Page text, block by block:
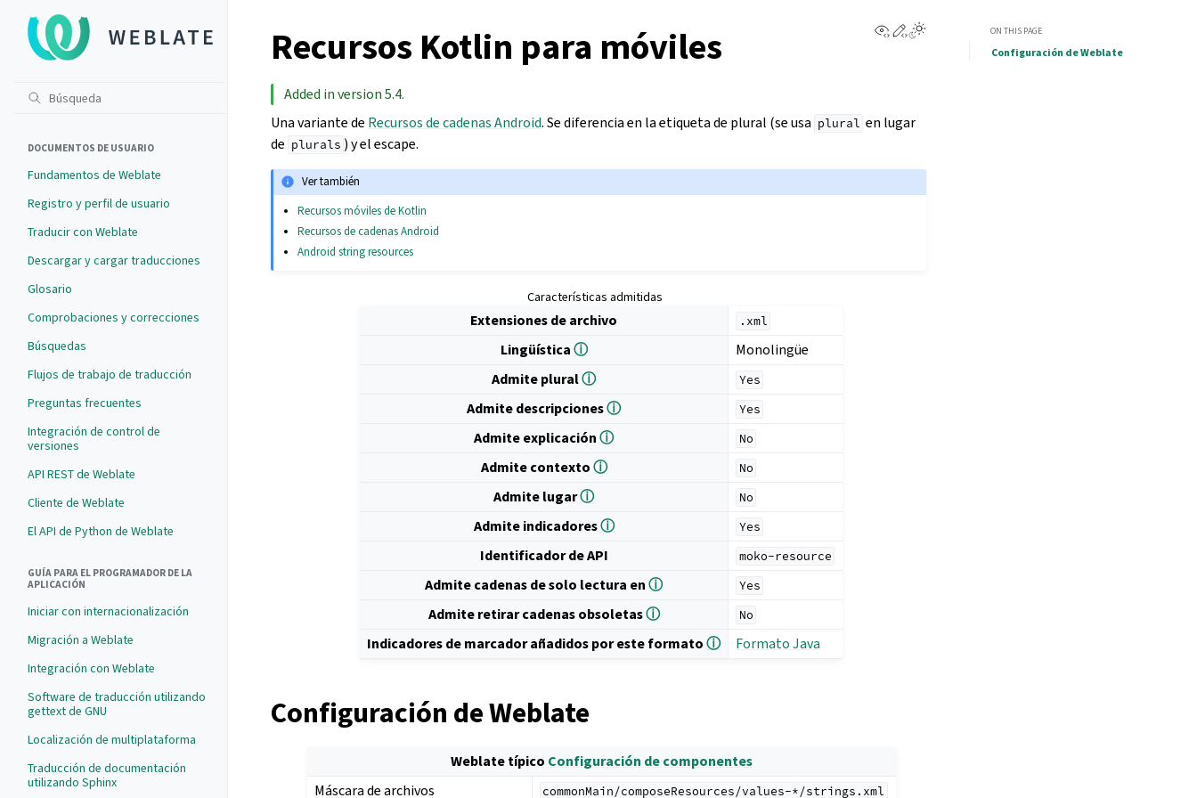
DOCUMENTOS DE USUARIO
Fundamentos de Weblate
Registro y perfil de usuario
Traducir con Weblate
Descargar y cargar traducciones
Glosario
Comprobaciones y correcciones
Búsquedas
Flujos de trabajo de traducción
Preguntas frecuentes
Integración de control de
versiones
API REST de Weblate
Cliente de Weblate
El API de Python de Weblate
GUÍA PARA EL PROGRAMADOR DE LA
APLICACIÓN
Iniciar con internacionalización
Migración a Weblate
Integración con Weblate
Software de traducción utilizando
gettext de GNU
Localización de multiplataforma
Traducción de documentación
utilizando Sphinx
View this page
Edit this page
Recursos Kotlin para móviles
Added in version 5.4.
Una variante de Recursos de cadenas Android. Se diferencia en la etiqueta de plural (se usa plural en lugar
de plurals ) y el escape.
Ver también
Recursos móviles de Kotlin
Recursos de cadenas Android
Android string resources
Características admitidas
Extensiones de archivo .xml
Lingüísticaⓘ
Monolingüe
Admite pluralⓘ Yes
Admite descripcionesⓘ Yes
Admite explicaciónⓘ No
Admite contextoⓘ No
Admite lugarⓘ No
Admite indicadoresⓘ Yes
Identificador de API moko-resource
Admite cadenas de solo lectura enⓘ Yes
Admite retirar cadenas obsoletasⓘ No
Indicadores de marcador añadidos por este formatoⓘ Formato Java
Configuración de Weblate
Weblate típico Configuración de componentes
Máscara de archivos
commonMain/composeResources/values-*/strings.xml
ON THIS PAGE
Configuración de Weblate